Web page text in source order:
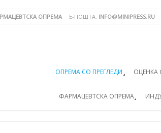
ОПРЕМА Е-ПОШТА: INFO@MINIPRESS.RU
ОПРЕМА СО ПРЕГЛЕДИ ОЦЕНКА
ФАРМАЦЕВТСКА ОПРЕМА